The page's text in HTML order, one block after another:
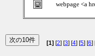
webpage <a
[1] [2] [3] [4] [5] [6]